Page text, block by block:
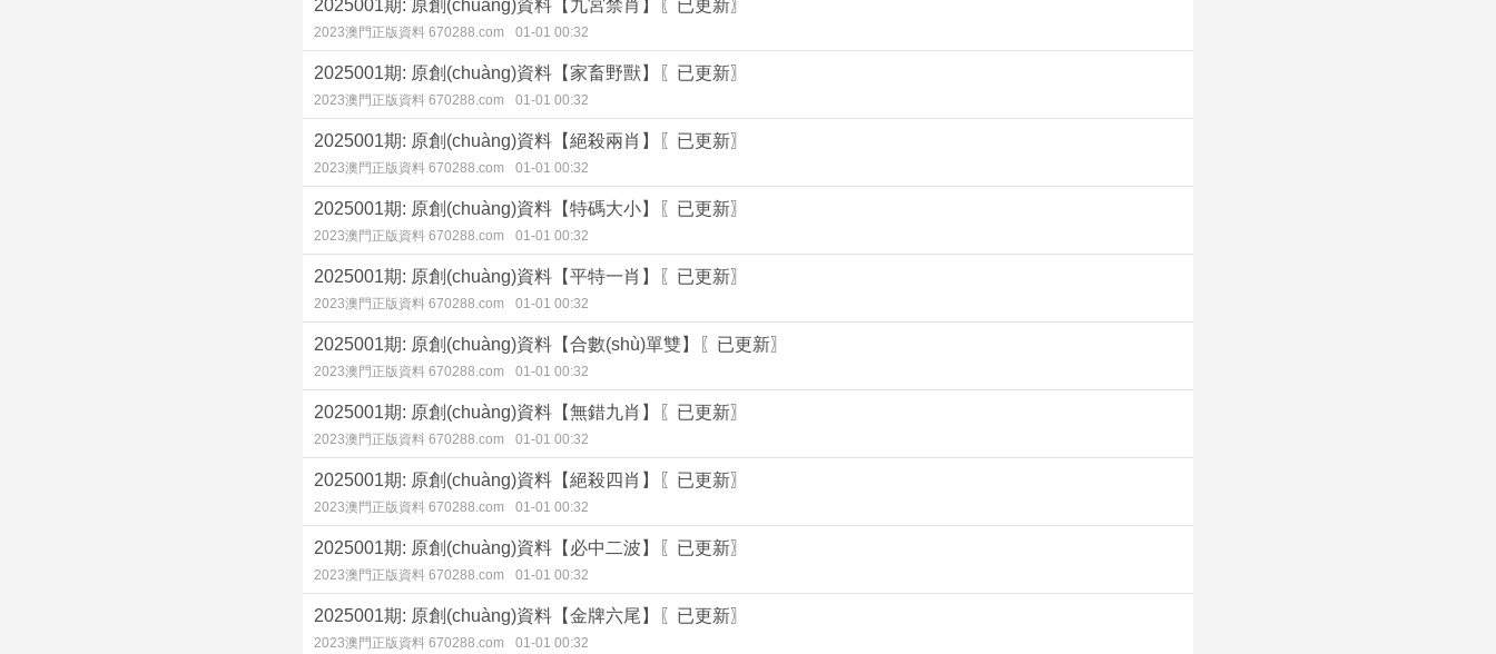
2025001期: 原創(chuàng)資料【九宮禁肖】〖已更新〗
2023澳門正版資料 670288.com 01-01 00:32
2025001期: 原創(chuàng)資料【家畜野獸】〖已更新〗
2023澳門正版資料 670288.com 01-01 00:32
2025001期: 原創(chuàng)資料【絕殺兩肖】〖已更新〗
2023澳門正版資料 670288.com 01-01 00:32
2025001期: 原創(chuàng)資料【特碼大小】〖已更新〗
2023澳門正版資料 670288.com 01-01 00:32
2025001期: 原創(chuàng)資料【平特一肖】〖已更新〗
2023澳門正版資料 670288.com 01-01 00:32
2025001期: 原創(chuàng)資料【合數(shù)單雙】〖已更新〗
2023澳門正版資料 670288.com 01-01 00:32
2025001期: 原創(chuàng)資料【無錯九肖】〖已更新〗
2023澳門正版資料 670288.com 01-01 00:32
2025001期: 原創(chuàng)資料【絕殺四肖】〖已更新〗
2023澳門正版資料 670288.com 01-01 00:32
2025001期: 原創(chuàng)資料【必中二波】〖已更新〗
2023澳門正版資料 670288.com 01-01 00:32
2025001期: 原創(chuàng)資料【金牌六尾】〖已更新〗
2023澳門正版資料 670288.com 01-01 00:32